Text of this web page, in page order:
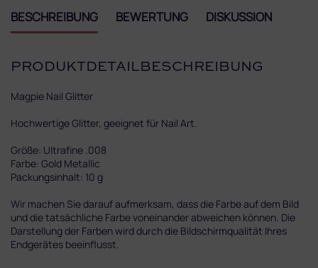
BESCHREIBUNG BEWERTUNG DISKUSSION
PRODUKTDETAILBESCHREIBUNG
Magpie‌ ‌Nail‌ ‌Glitter‌ ‌
Hochwertige‌ ‌Glitter,‌ ‌geeignet‌ ‌für‌ Nail Art.‌ ‌ ‌
Größe:‌ ‌Ultrafine .008
Farbe:‌ Gold Metallic
Packungsinhalt:‌ ‌10‌ ‌g‌ ‌
Wir machen Sie darauf aufmerksam, dass die Farbe auf dem Bild
und die tatsächliche Farbe voneinander abweichen können. Die
Darstellung der Farben wird durch die Bildschirmqualität Ihres
Endgerätes beeinflusst.